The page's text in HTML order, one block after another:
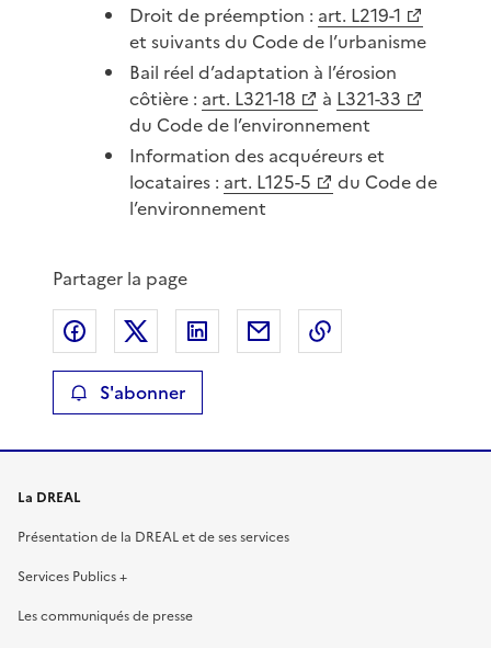
Droit de préemption : art. L219-1
et suivants du Code de l’urbanisme
Bail réel d’adaptation à l’érosion
côtière : art. L321-18 à L321-33
du Code de l’environnement
Information des acquéreurs et
locataires : art. L125-5
du Code de
l’environnement
Partager la page
Partager sur Facebook
Partager sur XPartager sur LinkedIn
Partager par email
S'abonner
La DREAL
Présentation de la DREAL et de ses services
Services Publics +
Les communiqués de presse